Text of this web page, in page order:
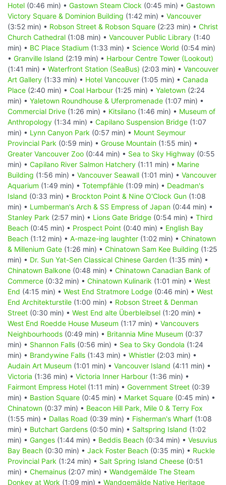
Hotel (0:46 min) • Gastown Steam Clock (0:45 min) • Gastown
Victory Square & Dominion Building (1:42 min) • Vancouver
(3:52 min) • Robson Street & Robson Square (2:23 min) • Christ
Church Cathedral (1:08 min) • Vancouver Public Library (1:40
min) • BC Place Stadium (1:33 min) • Science World (0:54 min)
• Granville Island (2:19 min) • Harbour Centre Tower (Lookout)
(1:41 min) • Waterfront Station (SeaBus) (2:03 min) • Vancouver
Art Gallery (1:33 min) • Hotel Vancouver (1:05 min) • Canada
Place (2:40 min) • Coal Harbour (1:25 min) • Yaletown (2:24
min) • Yaletown Roundhouse & Uferpromenade (1:07 min) •
Commercial Drive (1:26 min) • Kitsilano (1:46 min) • Museum of
Anthropology (1:34 min) • Capilano Suspension Bridge (1:07
min) • Lynn Canyon Park (0:57 min) • Mount Seymour
Provincial Park (0:59 min) • Grouse Mountain (1:55 min) •
Greater Vancouver Zoo (0:44 min) • Sea to Sky Highway (0:55
min) • Capilano River Salmon Hatchery (1:11 min) • Marine
Building (1:56 min) • Vancouver Seawall (1:01 min) • Vancouver
Aquarium (1:49 min) • Totempfähle (1:09 min) • Deadman's
Island (0:33 min) • Brockton Point & Nine O'Clock Gun (1:08
min) • Lumberman's Arch & SS Empress of Japan (0:44 min) •
Stanley Park (2:57 min) • Lions Gate Bridge (0:54 min) • Third
Beach (0:45 min) • Prospect Point (0:40 min) • English Bay
Beach (1:12 min) • A-maze-ing laughter (1:02 min) • Chinatown
& Millenium Gate (1:26 min) • Chinatown Sam Kee Building (1:25
min) • Dr. Sun Yat-Sen Classical Chinese Garden (1:35 min) •
Chinatown Balkone (0:48 min) • Chinatown Canadian Bank of
Commerce (0:32 min) • Chinatown Kulinarik (1:01 min) • West
End (4:15 min) • West End Stratmore Lodge (0:46 min) • West
End Architekturstile (1:00 min) • Robson Street & Denman
Street (0:30 min) • West End alte Überbleibsel (1:20 min) •
West End Roedde House Museum (1:17 min) • Vancouvers
Neighbourhoods (0:49 min) • Britannia Mine Museum (0:37
min) • Shannon Falls (0:56 min) • Sea to Sky Gondola (1:24
min) • Brandywine Falls (1:43 min) • Whistler (2:03 min) •
Audain Art Museum (1:01 min) • Vancouver Island (4:11 min) •
Victoria (1:36 min) • Victoria Inner Harbour (1:36 min) •
Fairmont Empress Hotel (1:11 min) • Government Street (0:39
min) • Bastion Square (0:45 min) • Market Square (0:45 min) •
Chinatown (0:37 min) • Beacon Hill Park, Mile 0 & Terry Fox
(1:55 min) • Dallas Road (0:39 min) • Fisherman's Wharf (1:08
min) • Butchart Gardens (0:50 min) • Saltspring Island (1:02
min) • Ganges (1:44 min) • Beddis Beach (0:34 min) • Vesuvius
Bay Beach (0:30 min) • Jack Foster Beach (0:35 min) • Ruckle
Provincial Park (1:24 min) • Salt Spring Island Cheese (0:51
min) • Chemainus (2:07 min) • Wandgemälde The Steam
Donkey at Work (1:09 min) • Wandgemälde Native Heritage